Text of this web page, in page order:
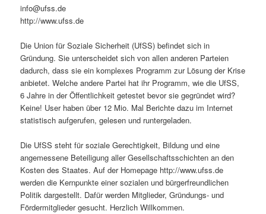
info@ufss.de
http://www.ufss.de
Die Union für Soziale Sicherheit (UfSS) befindet sich in
Gründung. Sie unterscheidet sich von allen anderen Parteien
dadurch, dass sie ein komplexes Programm zur Lösung der Krise
anbietet. Welche andere Partei hat ihr Programm, wie die UfSS,
6 Jahre in der Öffentlichkeit getestet bevor sie gegründet wird?
Keine! User haben über 12 Mio. Mal Berichte dazu im Internet
statistisch aufgerufen, gelesen und runtergeladen.
Die UfSS steht für soziale Gerechtigkeit, Bildung und eine
angemessene Beteiligung aller Gesellschaftsschichten an den
Kosten des Staates. Auf der Homepage http://www.ufss.de
werden die Kernpunkte einer sozialen und bürgerfreundlichen
Politik dargestellt. Dafür werden Mitglieder, Gründungs- und
Fördermitglieder gesucht. Herzlich Willkommen.